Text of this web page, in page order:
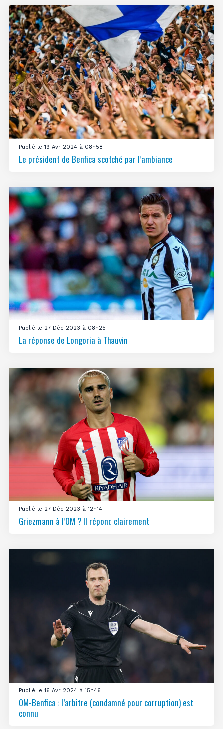
Publié le 19 Avr 2024 à 08h58
Le président de Benfica scotché par l’ambiance
Publié le 27 Déc 2023 à 08h25
La réponse de Longoria à Thauvin
Publié le 27 Déc 2023 à 12h14
Griezmann à l’OM ? Il répond clairement
Publié le 16 Avr 2024 à 15h46
OM-Benfica : l’arbitre (condamné pour corruption) est
connu